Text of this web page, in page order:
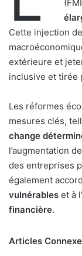
Cette injection
extérieure et
inclusive et tirée
Les réformes
mesures clés,
change
l’augmentation
des entreprises
également
vulnérables et à
financière.
Articles